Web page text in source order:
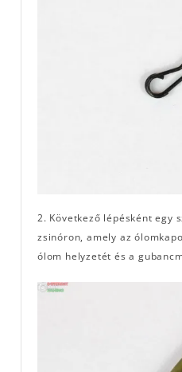
2. Következő lépésként egy
zsinóron, amely az
ólom helyzetét és a